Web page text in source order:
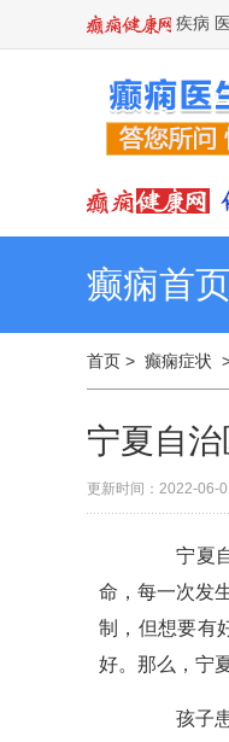
疾病
癫痫首页
首页 > 癫痫症状
宁夏自
更新时间：2022-
宁夏自
命，每一次发
制，但想要有
好。那么，宁
孩子患